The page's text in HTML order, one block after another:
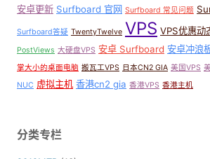
安卓更新 Surfboard 官网 Surfboard 常见问题
Surfboard答疑 TwentyTwelve VPS VPS优惠动
PostViews 大硬盘VPS 安卓 Surfboard 安卓冲浪
掌大小的桌面电脑 搬瓦工VPS 日本CN2 GIA 美国VPS
NUC 虚拟主机 香港cn2 gia 香港VPS 香港主机
分类专栏